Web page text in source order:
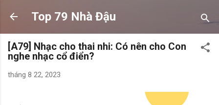
Chuyển đến nội dung chính
Top 79 Nhà Đậu
[A79] Nhạc cho thai nhi: Có nên cho Con
nghe nhạc cổ điển?
tháng 8 22, 2023